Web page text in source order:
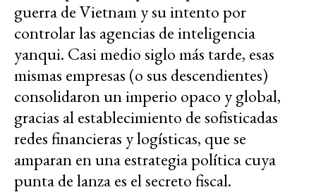
guerra de Vietnam y su intento por
controlar las agencias de inteligencia
yanqui. Casi medio siglo más tarde, esas
mismas empresas (o sus descendientes)
consolidaron un imperio opaco y global,
gracias al establecimiento de sofisticadas
redes financieras y logísticas, que se
amparan en una estrategia política cuya
punta de lanza es el secreto fiscal.